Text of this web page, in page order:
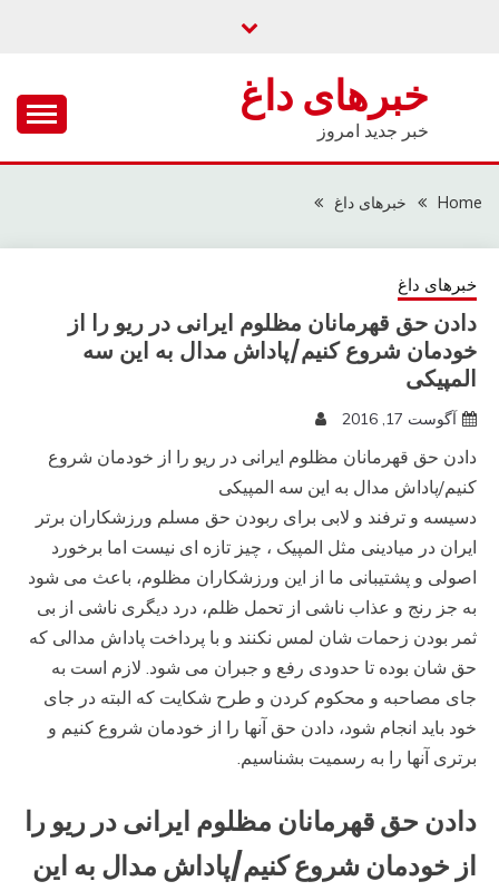
خبرهای داغ
خبر جدید امروز
Home خبرهای داغ
خبرهای داغ
دادن حق قهرمانان مظلوم ایرانی در ریو را از
خودمان شروع کنیم/پاداش مدال به این سه
المپیکی
آگوست 17, 2016
دادن حق قهرمانان مظلوم ایرانی در ریو را از خودمان شروع
کنیم/پاداش مدال به این سه المپیکی
دسیسه و ترفند و لابی برای ربودن حق مسلم ورزشکاران برتر
ایران در میادینی مثل المپیک ، چیز تازه ای نیست اما برخورد
اصولی و پشتیبانی ما از این ورزشکاران مظلوم، باعث می شود
به جز رنج و عذاب ناشی از تحمل ظلم، درد دیگری ناشی از بی
ثمر بودن زحمات شان لمس نکنند و با پرداخت پاداش مدالی که
حق شان بوده تا حدودی رفع و جبران می شود. لازم است به
جای مصاحبه و محکوم کردن و طرح شکایت که البته در جای
خود باید انجام شود، دادن حق آنها را از خودمان شروع کنیم و
برتری آنها را به رسمیت بشناسیم.
دادن حق قهرمانان مظلوم ایرانی در ریو را
از خودمان شروع کنیم/پاداش مدال به این